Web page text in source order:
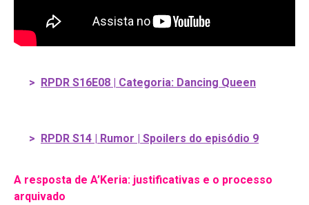
> RPDR S16E08 | Categoria: Dancing Queen
> RPDR S14 | Rumor | Spoilers do episódio 9
A resposta de A’Keria: justificativas e o processo
arquivado